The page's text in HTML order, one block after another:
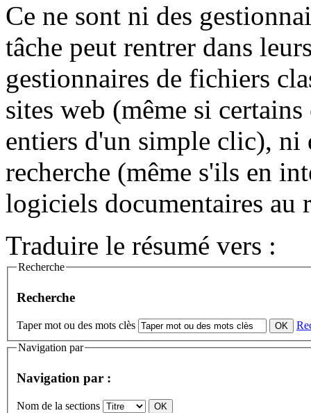
Ce ne sont ni des
tâche peut rentrer dans
gestionnaires de fichiers
sites web (même si
entiers d'un simple clic), ni
recherche (même s'ils en
logiciels documentaires
Traduire le résumé vers :
Recherche
Recherche
Taper mot ou des mots clès
Navigation par
Navigation par :
Nom de la sections